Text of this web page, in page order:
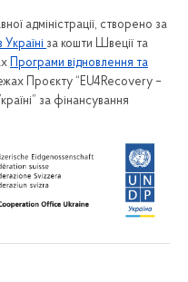
адміністрації, створено за
за кошти Швеції та
Програми відновлення та
Проєкту “EU4Recovery –
за фінансування